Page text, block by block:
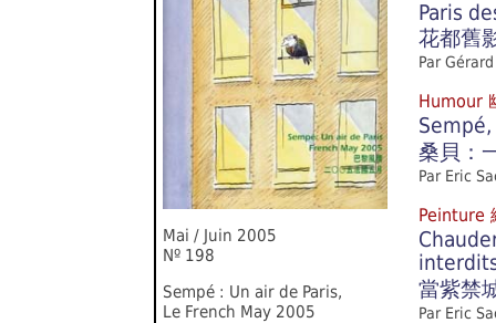
Mai / Juin 2005
Nº 198
Sempé : Un air de Paris,
Le French May 2005
Paris
花都舊
Par
Humour
桑貝：
Par Eric
當紫禁
Par Eric